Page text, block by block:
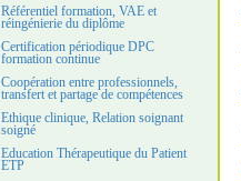
Référentiel formation, VAE et
réingénierie du diplôme
Certification périodique DPC
formation continue
Coopération entre professionnels,
transfert et partage de compétences
Ethique clinique, Relation soignant
soigné
Education Thérapeutique du Patient
ETP